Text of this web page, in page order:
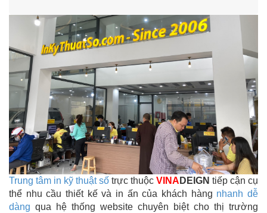
Trung tâm in kỹ thuật số trực thuộc VINA DEIGN tiếp cận cụ
thể nhu cầu thiết kế và in ấn của khách hàng nhanh dễ
dàng qua hệ thống website chuyên biệt cho thị trường